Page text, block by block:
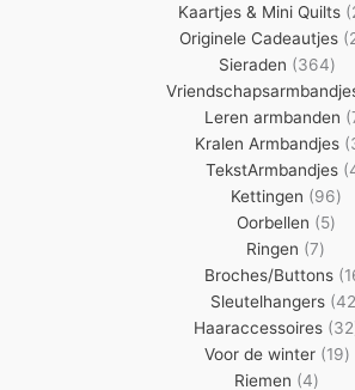
Kaartjes & Mini Quilts
Originele Cadeautjes
Sieraden 364364
Leren armbanden
Kralen Armbandjes
TekstArmbandjes
Kettingen 9696
Oorbellen 55
Ringen 77
Broches/Buttons
Sleutelhangers 42
Haaraccessoires 32
Voor de winter 1919
Riemen 44